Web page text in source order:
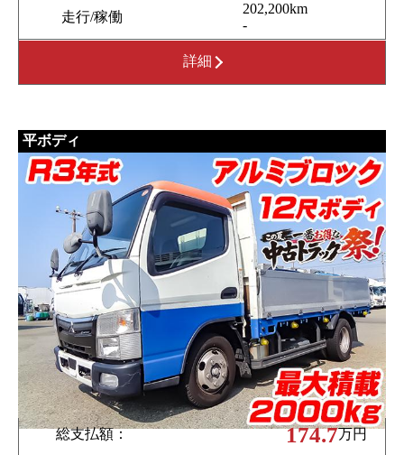
走行/稼働
202,200km
-
詳細
平ボディ
総支払額： 174.7万円